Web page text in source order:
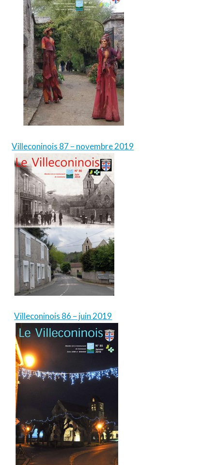
Villeconinois 87 – novembre 2019
Villeconinois 86 – juin 2019